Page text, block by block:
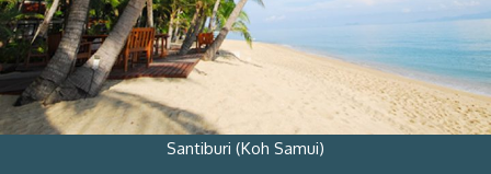
Santiburi (Koh Samui)